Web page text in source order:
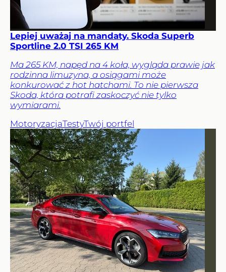
Lepiej uważaj na mandaty. Skoda Superb
Sportline 2.0 TSI 265 KM
Ma 265 KM, napęd na 4 koła, wygląda prawie jak
rodzinna limuzyna, a osiągami może
konkurować z hot hatchami. To nie pierwsza
Skoda, która potrafi zaskoczyć nie tylko
wymiarami.
MotoryzacjaTestyTwój portfel